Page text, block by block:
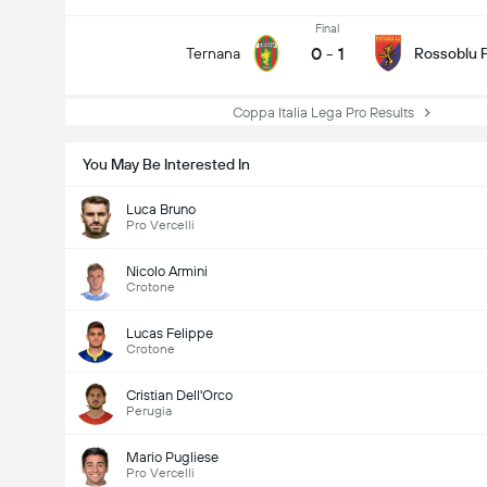
Ternana
Final
0 - 1 Rossoblu
Coppa Italia Lega Pro Results
You May Be Interested In
Luca Bruno
Pro Vercelli
Nicolo Armini
Crotone
Lucas Felippe
Crotone
Cristian Dell'Orco
Perugia
Mario Pugliese
Pro Vercelli